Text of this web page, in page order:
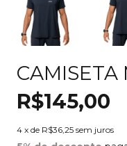
CAMISETA
R$145,00
4 x de R$36,25 sem juros